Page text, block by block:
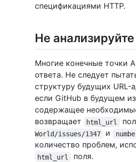
спецификациями HTTP.
Не
Многие конечные точки
ответа. Не следует
структуру будущих
если GitHub в будущем
содержащее
возвращает
html_url
World/issues/1347
и
количество проблем,
html_url
поля.